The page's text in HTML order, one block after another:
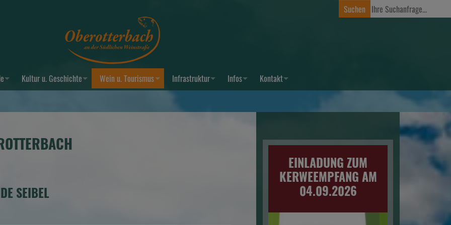
Kultur u. Geschichte Wein u. Tourismus Infrastruktur Infos
Kontakt
SEIBEL
EINLADUNG ZUM
KERWEEMPFANG AM
04.09.2026